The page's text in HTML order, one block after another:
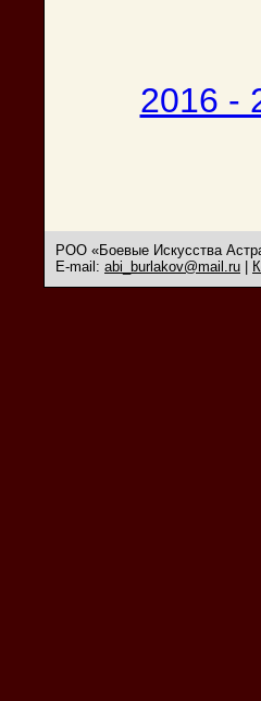
2016 -
РОО «Боевые Искусства
E-mail: abi_burlakov@mail.ru